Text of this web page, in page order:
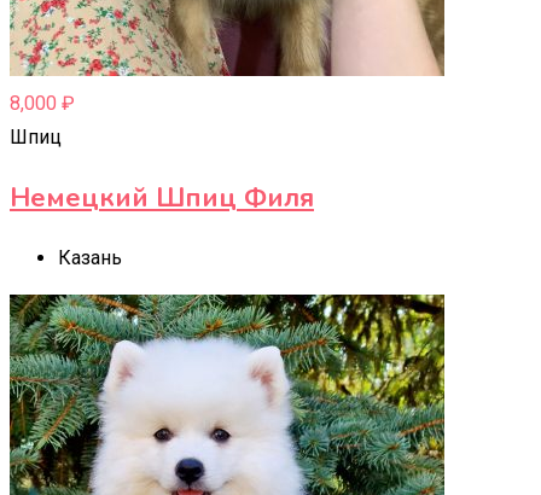
8,000 ₽
Шпиц
Немецкий Шпиц Филя
Казань